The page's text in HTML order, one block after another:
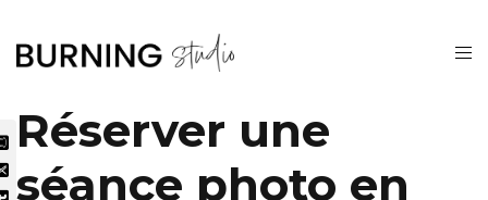
Réserver une
séance photo en